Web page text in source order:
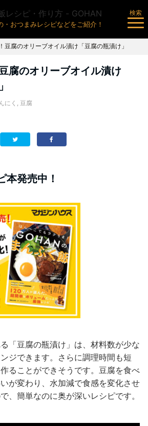
・おつまみレシピなどをご紹介！
検索
豆腐のオリーブオイル漬け「豆腐の瓶漬け」
腐のオリーブオイル漬け
にく , 豆腐
本発売中！
「豆腐の瓶漬け」は、材料数が少な
ジできます。さらに調理時間も短
ることができそうです。豆腐を食べ
が変わり、水加減で食感を変化させ
、簡単なのに奥が深いレシピです。